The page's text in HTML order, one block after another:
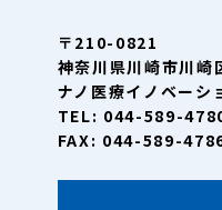
〒210-0821
神奈川県川崎市川
ナノ医療イノベーシ
TEL: 044-589-
FAX: 044-589-